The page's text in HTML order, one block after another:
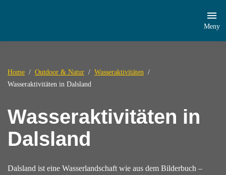
Meny
Home Outdoor & Natur
Wasseraktivitäten
Wasseraktivitäten in Dalsland
Wasseraktivitäten in
Dalsland
Dalsland ist eine Wasserlandschaft wie aus dem Bilderbuch –